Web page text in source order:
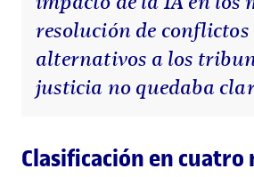
resolución de conflictos
alternativos a los
justicia no quedaba
Clasificación en cuatro